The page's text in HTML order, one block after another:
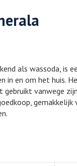
als wassoda, is
in en om het huis.
vanwege